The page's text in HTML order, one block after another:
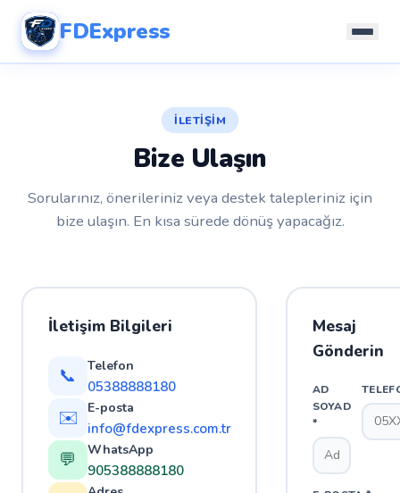
FDExpress
İLETİŞİM
Bize Ulaşın
Sorularınız, önerileriniz veya destek talepleriniz için
bize ulaşın. En kısa sürede dönüş yapacağız.
İletişim Bilgileri
📞 Telefon
05388888180
✉️ E-posta
info@fdexpress.com.tr
💬 WhatsApp
905388888180
Mesaj
Gönderin
AD
SOYAD
*